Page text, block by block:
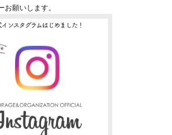
お願いします。